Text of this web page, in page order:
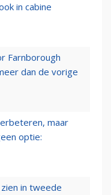
in cabine
Farnborough
dan de vorige
maar
optie:
in tweede